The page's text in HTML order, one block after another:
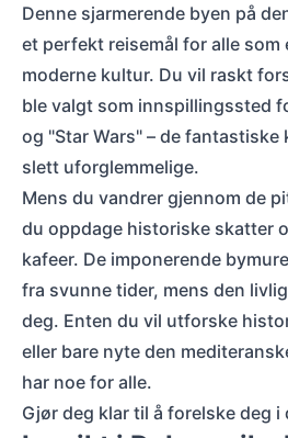
Denne sjarmerende byen på
et perfekt reisemål for alle som
moderne kultur. Du vil raskt
ble valgt som innspillingssted
og "Star Wars" – de fantastiske
slett uforglemmelige.
Mens du vandrer gjennom de
du oppdage historiske skatter
kafeer. De imponerende
fra svunne tider, mens den
deg. Enten du vil utforske
eller bare nyte den
har noe for alle.
Gjør deg klar til å forelske deg i